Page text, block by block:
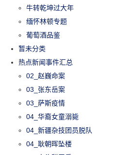
牛转乾坤过大年
缅怀林顿专题
葡萄酒品鉴
暂未分类
热点新闻事件汇总
02_赵巍命案
03_张东岳案
03_萨斯疫情
04_华裔女童溺毙
04_新疆杂技团员脱队
04_耿朝晖坠楼